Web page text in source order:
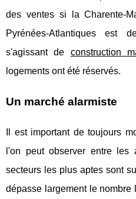
des ventes si la Charente-
Pyrénées-Atlantiques est
s'agissant de construction
logements ont été réservés.
Un marché alarmiste
Il est important de toujours
l'on peut observer entre les
secteurs les plus aptes sont
dépasse largement le nombre